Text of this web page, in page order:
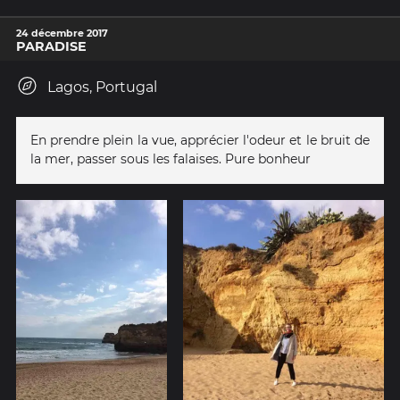
24 décembre 2017
PARADISE
Lagos, Portugal
En prendre plein la vue, apprécier l'odeur et le bruit de
la mer, passer sous les falaises. Pure bonheur